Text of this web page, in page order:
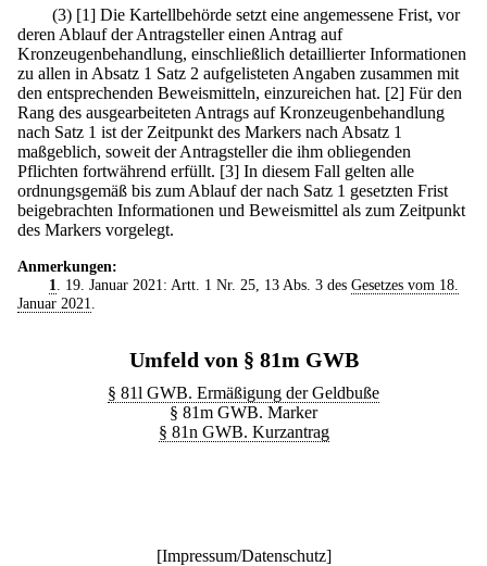
(3) [1] Die Kartellbehörde setzt eine angemessene Frist, vor
deren Ablauf der Antragsteller einen Antrag auf
Kronzeugenbehandlung, einschließlich detaillierter Informationen
zu allen in Absatz 1 Satz 2 aufgelisteten Angaben zusammen mit
den entsprechenden Beweismitteln, einzureichen hat. [2] Für den
Rang des ausgearbeiteten Antrags auf Kronzeugenbehandlung
nach Satz 1 ist der Zeitpunkt des Markers nach Absatz 1
maßgeblich, soweit der Antragsteller die ihm obliegenden
Pflichten fortwährend erfüllt. [3] In diesem Fall gelten alle
ordnungsgemäß bis zum Ablauf der nach Satz 1 gesetzten Frist
beigebrachten Informationen und Beweismittel als zum Zeitpunkt
des Markers vorgelegt.
Anmerkungen:
1
. 19. Januar 2021: Artt. 1 Nr. 25, 13 Abs. 3 des Gesetzes vom 18.
Januar 2021
Umfeld von § 81m GWB
§ 81l GWB. Ermäßigung der Geldbuße
§ 81m GWB. Marker
§ 81n GWB. Kurzantrag
[Impressum/Datenschutz]